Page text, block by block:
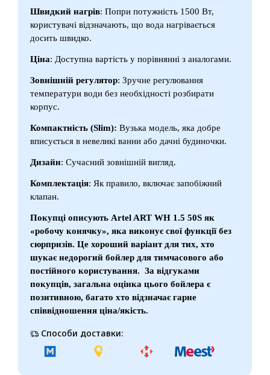
Швидкий нагрів: Попри потужність 1500 Вт,
користувачі відзначають, що вода нагрівається
досить швидко.
Ціна: Доступна вартість у порівнянні з аналогами.
Зовнішній регулятор: Зручне регулювання
температури води без необхідності розбирати
корпус.
Компактність (Slim): Вузька модель, яка добре
вписується в невеликі ванни або дачні будиночки.
Дизайн: Сучасний зовнішній вигляд.
Комплектація: Як правило, включає запобіжний
клапан.
Покупці описують Artel ART WH 1.5 50S як
«робочу конячку», яка виконує свої функції без
сюрпризів. Це хороший варіант для тих, хто
шукає недорогий бойлер для тимчасового або
постійного користування. За відгуками
покупців, загальна оцінка цього бойлера є
позитивною, багато хто відзначає гарне
співвідношення ціна/якість.
Способи доставки: